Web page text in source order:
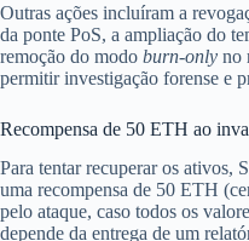
Outras ações incluíram a
da ponte PoS, a ampliação do
remoção do modo burn-only no
permitir investigação forense e
Recompensa de 50 ETH ao
Para tentar recuperar os ativos,
uma recompensa de 50 ETH
pelo ataque, caso todos os
depende da entrega de um